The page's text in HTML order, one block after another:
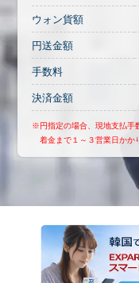
ウォン貨額
円送金額
手数料
決済金額
※円指定の場合、現地支払手
着金まで１～３営業日かか